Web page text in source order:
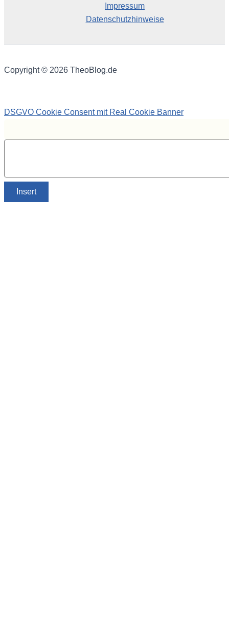
Impressum
Datenschutzhinweise
Copyright © 2026 TheoBlog.de
DSGVO Cookie Consent mit Real Cookie Banner
Insert